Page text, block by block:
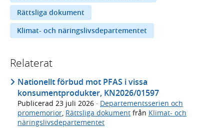
Rättsliga dokument
Klimat- och näringslivsdepartementet
Relaterat
Nationellt förbud mot PFAS i vissa
konsumentprodukter, KN2026/01597
Publicerad 23 juli 2026 · Departementsserien och
promemorior, Rättsliga dokument från Klimat- och
näringslivsdepartementet